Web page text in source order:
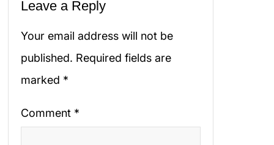
Leave a Reply
Your email address will not be
published. Required fields are
marked *
Comment *